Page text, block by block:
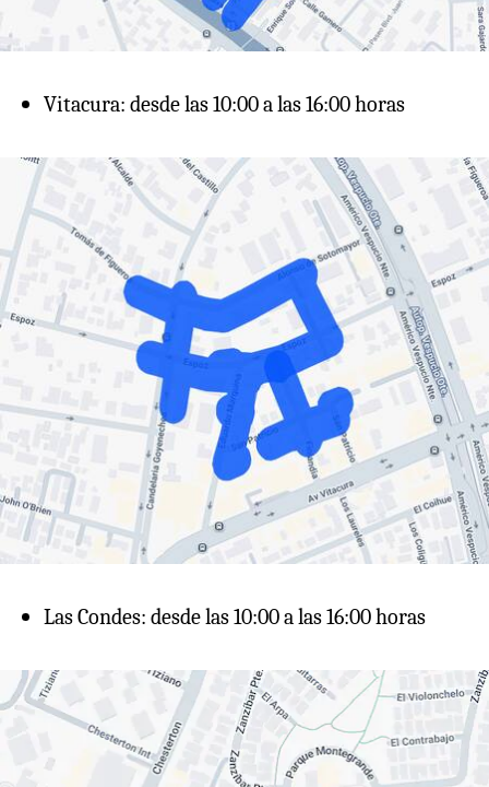
Vitacura: desde las 10:00 a las 16:00 horas
Las Condes: desde las 10:00 a las 16:00 horas